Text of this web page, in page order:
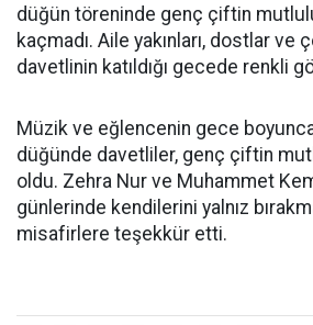
düğün töreninde genç çiftin
kaçmadı. Aile yakınları, dostlar ve
davetlinin katıldığı gecede renkli
Müzik ve eğlencenin gece
düğünde davetliler, genç çiftin
oldu. Zehra Nur ve Muhammet
günlerinde kendilerini yalnız
misafirlere teşekkür etti.